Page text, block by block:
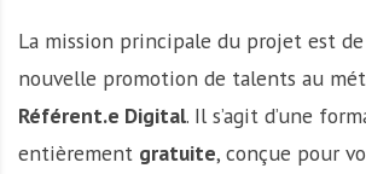
La mission principale du projet est
nouvelle promotion de talents au
Référent.e Digital. Il s’agit d’une
entièrement gratuite, conçue pour